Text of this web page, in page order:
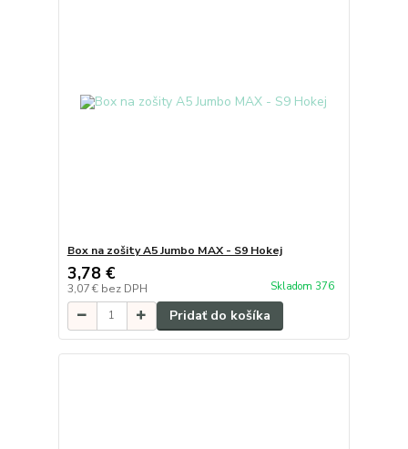
Box na zošity A5 Jumbo MAX - S9 Hokej
3,78 €
3,07 € bez DPH Skladom 376
Pridať do košíka